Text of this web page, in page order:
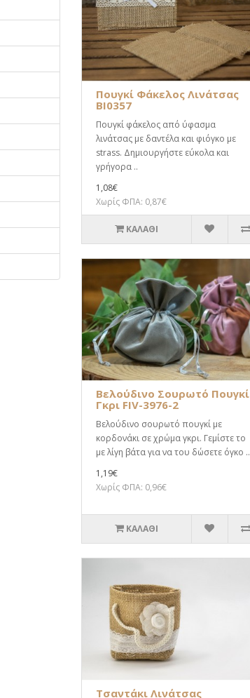
Πουγκί Φάκελος Λινάτσας
BI0357
Πουγκί φάκελος από ύφασμα
λινάτσας με δαντέλα και φιόγκο με
strass. Δημιουργήστε εύκολα και
γρήγορα ..
1,08€
Χωρίς ΦΠΑ: 0,87€
ΚΑΛΆΘΙ
Βελούδινο Σουρωτό Πουγκί
Γκρι FIV-3976-2
Βελούδινο σουρωτό πουγκί με
κορδονάκι σε χρώμα γκρι. Γεμίστε το
με λίγη βάτα για να του δώσετε όγκο ..
1,19€
Χωρίς ΦΠΑ: 0,96€
ΚΑΛΆΘΙ
Τσαντάκι Λινάτσας